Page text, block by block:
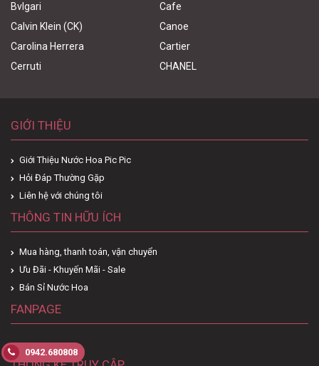
Bvlgari
Cafe
Calvin Klein (CK)
Canoe
Carolina Herrera
Cartier
Cerruti
CHANEL
GIỚI THIỆU
Giới Thiệu Nước Hoa Pic Pic
Hỏi Đáp Thường Gặp
Liên hệ với chúng tôi
THÔNG TIN HỮU ÍCH
Mua hàng, thanh toán, vận chuyển
Ưu Đãi - Khuyến Mãi - Sale
Bán Sỉ Nước Hoa
FANPAGE
0942.680808